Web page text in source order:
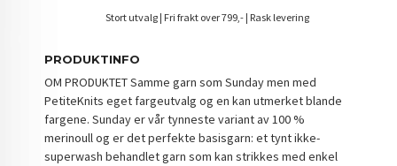
Stort utvalg | Fri frakt over 799,- | Rask levering
PRODUKTINFO
OM PRODUKTET Samme garn som Sunday men med
PetiteKnits eget fargeutvalg og en kan utmerket blande
fargene. Sunday er vår tynneste variant av 100 %
merinoull og er det perfekte basisgarn: et tynt ikke-
superwash behandlet garn som kan strikkes med enkel